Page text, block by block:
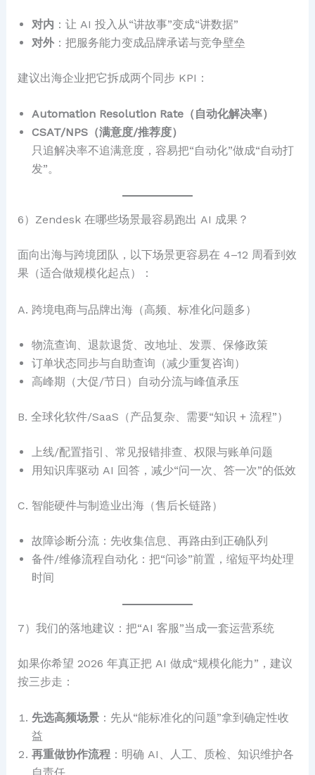
对内 ：让 AI 投入从“讲故事”变成“讲数据”
对外：把服务能力变成品牌承诺与竞争壁垒
建议出海企业把它拆成两个同步 KPI：
Automation Resolution Rate（自动化解决率）
CSAT/NPS（满意度/推荐度）
只追解决率不追满意度，容易把“自动化”做成“自动打
发”。
6）Zendesk 在哪些场景最容易跑出 AI 成果？
面向出海与跨境团队，以下场景更容易在 4–12 周看到效
果（适合做规模化起点）：
A. 跨境电商与品牌出海（高频、标准化问题多）
物流查询、退款退货、改地址、发票、保修政策
订单状态同步与自助查询（减少重复咨询）
高峰期（大促/节日）自动分流与峰值承压
B. 全球化软件/SaaS（产品复杂、需要“知识 + 流程”）
上线/配置指引、常见报错排查、权限与账单问题
用知识库驱动 AI 回答，减少“问一次、答一次”的低效
C. 智能硬件与制造业出海（售后长链路）
故障诊断分流：先收集信息、再路由到正确队列
备件/维修流程自动化：把“问诊”前置，缩短平均处理
时间
7）我们的落地建议：把“AI 客服”当成一套运营系统
如果你希望 2026 年真正把 AI 做成“规模化能力”，建议
按三步走：
先选高频场景：先从“能标准化的问题”拿到确定性收
益
再重做协作流程：明确 AI、人工、质检、知识维护各